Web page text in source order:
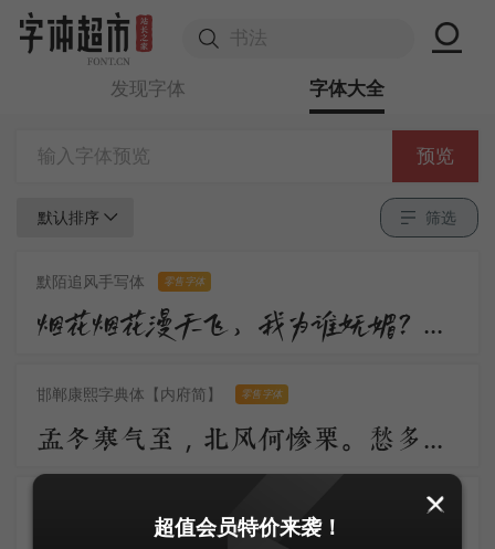
发现字体 字体大全
预览
默认排序 筛选
默陌追风手写体 零售字体
烟花烟花漫天飞，我为谁妩媚？不过是醉眼看花，花也醉。流沙流沙漫天飞，我为谁憔悴？不过是缘来缘散，缘如水。
邯郸康熙字典体【内府简】 零售字体
孟冬寒气至，北风何惨栗。愁多知夜长，仰观众星列。三五明月满，四五蟾兔缺。客从远方来，遗我一书札。上言长相思，下言久离别。置书怀袖中，三岁字不灭。一心抱区区，惧君不识察。
超值会员特价来袭！